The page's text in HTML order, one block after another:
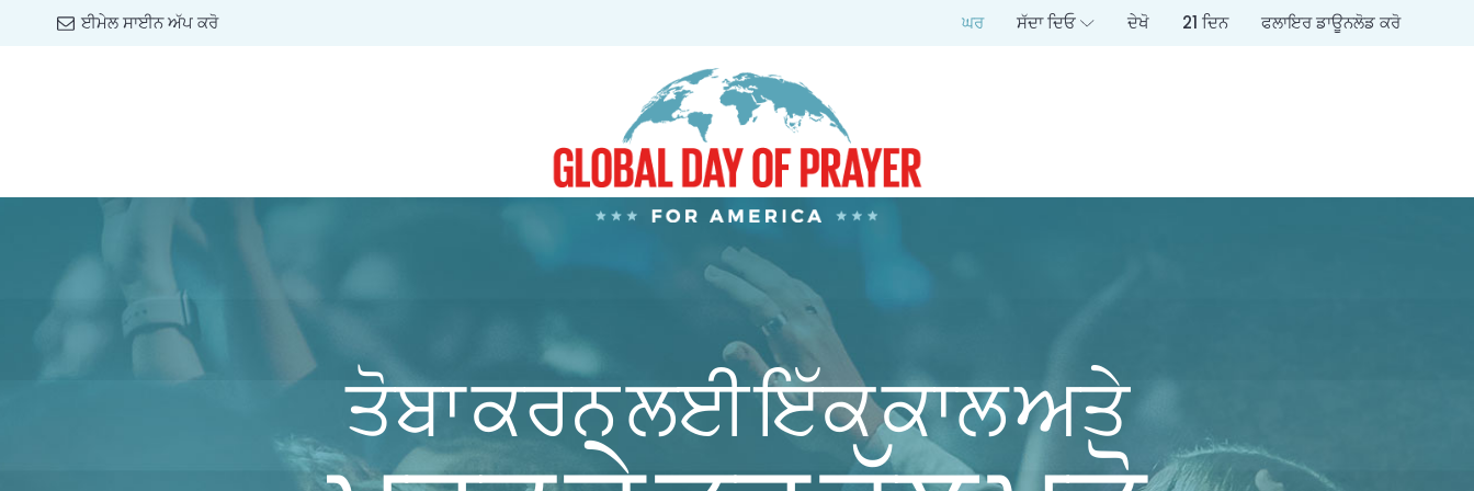
ਈਮੇਲ ਸਾਈਨ ਅੱਪ ਕਰੋ ਘਰ ਸੱਦਾ ਦਿਓ ਦੇਖੋ 21 ਦਿਨ ਫਲਾਇਰ ਡਾਊਨਲੋਡ ਕਰੋ
ਤੋਬਾ ਕਰਨ ਲਈ ਇੱਕ ਕਾਲ ਅਤੇ